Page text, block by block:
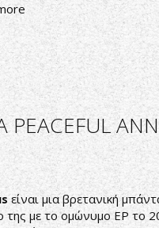
είναι μια βρετανική
της με το ομώνυμο ΕΡ το